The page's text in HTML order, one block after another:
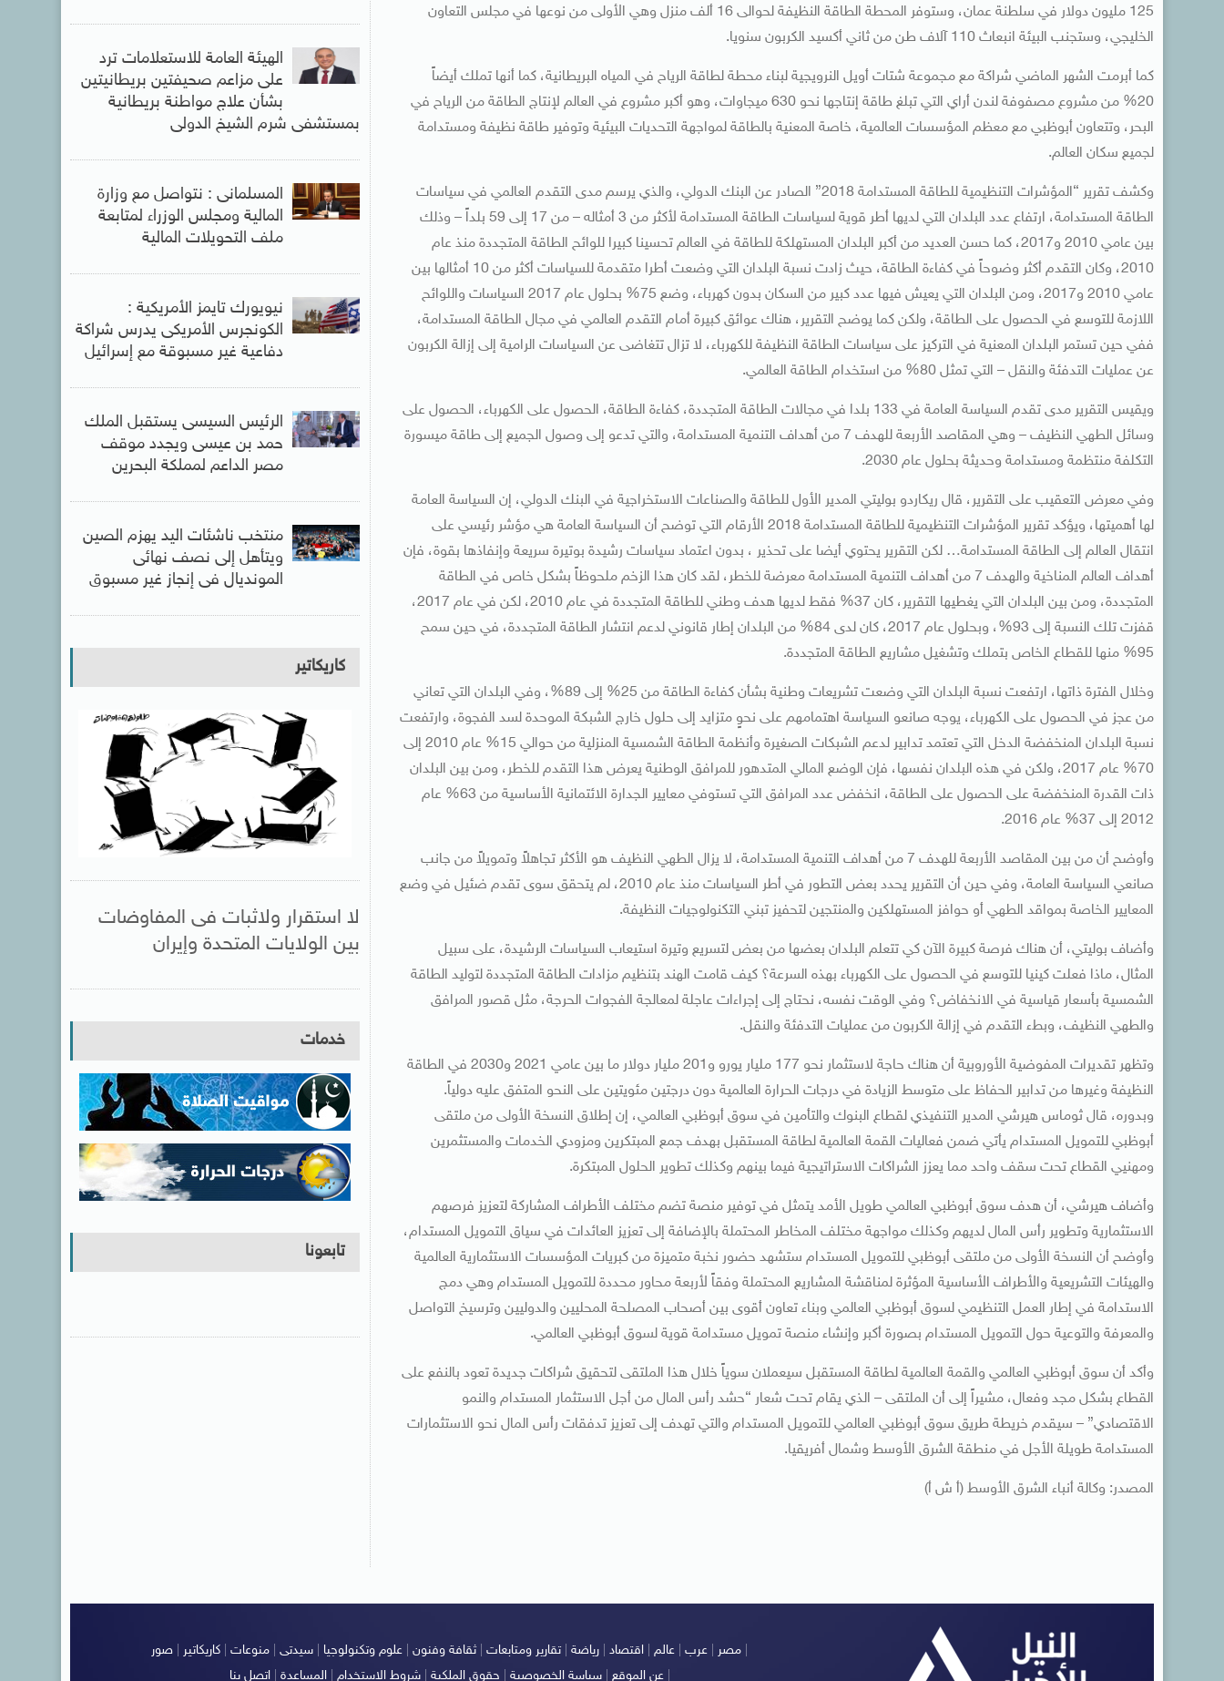
125 مليون دولار في سلطنة عمان، وستوفر المحطة الطاقة النظيفة لحوالى 16 ألف منزل وهي الأولى من نوعها في مجلس التعاون
الخليجي، وستجنب البيئة انبعاث 110 آلاف طن من ثاني أكسيد الكربون سنويا.
كما أبرمت الشهر الماضي شراكة مع مجموعة شتات أويل النرويجية لبناء محطة لطاقة الرياح في المياه البريطانية، كما أنها تملك أيضاً
20% من مشروع مصفوفة لندن أراي التي تبلغ طاقة إنتاجها نحو 630 ميجاوات، وهو أكبر مشروع في العالم لإنتاج الطاقة من الرياح في
البحر، وتتعاون أبوظبي مع معظم المؤسسات العالمية، خاصة المعنية بالطاقة لمواجهة التحديات البيئية وتوفير طاقة نظيفة ومستدامة
لجميع سكان العالم.
وكشف تقرير “المؤشرات التنظيمية للطاقة المستدامة 2018” الصادر عن البنك الدولي، والذي يرسم مدى التقدم العالمي في سياسات
الطاقة المستدامة، ارتفاع عدد البلدان التي لديها أطر قوية لسياسات الطاقة المستدامة لأكثر من 3 أمثاله – من 17 إلى 59 بلداً – وذلك
بين عامي 2010 و2017، كما حسن العديد من أكبر البلدان المستهلكة للطاقة في العالم تحسينا كبيرا للوائح الطاقة المتجددة منذ عام
2010، وكان التقدم أكثر وضوحاً في كفاءة الطاقة، حيث زادت نسبة البلدان التي وضعت أطرا متقدمة للسياسات أكثر من 10 أمثالها بين
عامي 2010 و2017، ومن البلدان التي يعيش فيها عدد كبير من السكان بدون كهرباء، وضع 75% بحلول عام 2017 السياسات واللوائح
اللازمة للتوسع في الحصول على الطاقة، ولكن كما يوضح التقرير، هناك عوائق كبيرة أمام التقدم العالمي في مجال الطاقة المستدامة،
ففي حين تستمر البلدان المعنية في التركيز على سياسات الطاقة النظيفة للكهرباء، لا تزال تتغاضى عن السياسات الرامية إلى إزالة الكربون
عن عمليات التدفئة والنقل – التي تمثل 80% من استخدام الطاقة العالمي.
ويقيس التقرير مدى تقدم السياسة العامة في 133 بلدا في مجالات الطاقة المتجددة، كفاءة الطاقة، الحصول على الكهرباء، الحصول على
وسائل الطهي النظيف – وهي المقاصد الأربعة للهدف 7 من أهداف التنمية المستدامة، والتي تدعو إلى وصول الجميع إلى طاقة ميسورة
التكلفة منتظمة ومستدامة وحديثة بحلول عام 2030.
وفي معرض التعقيب على التقرير، قال ريكاردو بوليتي المدير الأول للطاقة والصناعات الاستخراجية في البنك الدولي، إن السياسة العامة
لها أهميتها، ويؤكد تقرير المؤشرات التنظيمية للطاقة المستدامة 2018 الأرقام التي توضح أن السياسة العامة هي مؤشر رئيسي على
انتقال العالم إلى الطاقة المستدامة… لكن التقرير يحتوي أيضا على تحذير ، بدون اعتماد سياسات رشيدة بوتيرة سريعة وإنفاذها بقوة، فإن
أهداف العالم المناخية والهدف 7 من أهداف التنمية المستدامة معرضة للخطر، لقد كان هذا الزخم ملحوظاً بشكل خاص في الطاقة
المتجددة، ومن بين البلدان التي يغطيها التقرير، كان 37% فقط لديها هدف وطني للطاقة المتجددة في عام 2010، لكن في عام 2017،
قفزت تلك النسبة إلى 93%، وبحلول عام 2017، كان لدى 84% من البلدان إطار قانوني لدعم انتشار الطاقة المتجددة، في حين سمح
95% منها للقطاع الخاص بتملك وتشغيل مشاريع الطاقة المتجددة.
وخلال الفترة ذاتها، ارتفعت نسبة البلدان التي وضعت تشريعات وطنية بشأن كفاءة الطاقة من 25% إلى 89%، وفي البلدان التي تعاني
من عجز في الحصول على الكهرباء، يوجه صانعو السياسة اهتمامهم على نحوٍ متزايد إلى حلول خارج الشبكة الموحدة لسد الفجوة، وارتفعت
نسبة البلدان المنخفضة الدخل التي تعتمد تدابير لدعم الشبكات الصغيرة وأنظمة الطاقة الشمسية المنزلية من حوالي 15% عام 2010 إلى
70% عام 2017، ولكن في هذه البلدان نفسها، فإن الوضع المالي المتدهور للمرافق الوطنية يعرض هذا التقدم للخطر، ومن بين البلدان
ذات القدرة المنخفضة على الحصول على الطاقة، انخفض عدد المرافق التي تستوفي معايير الجدارة الائتمانية الأساسية من 63% عام
2012 إلى 37% عام 2016.
وأوضح أن من بين المقاصد الأربعة للهدف 7 من أهداف التنمية المستدامة، لا يزال الطهي النظيف هو الأكثر تجاهلاً وتمويلاً من جانب
صانعي السياسة العامة، وفي حين أن التقرير يحدد بعض التطور في أطر السياسات منذ عام 2010، لم يتحقق سوى تقدم ضئيل في وضع
المعايير الخاصة بمواقد الطهي أو حوافز المستهلكين والمنتجين لتحفيز تبني التكنولوجيات النظيفة.
وأضاف بوليتي، أن هناك فرصة كبيرة الآن كي تتعلم البلدان بعضها من بعض لتسريع وتيرة استيعاب السياسات الرشيدة، على سبيل
المثال، ماذا فعلت كينيا للتوسع في الحصول على الكهرباء بهذه السرعة؟ كيف قامت الهند بتنظيم مزادات الطاقة المتجددة لتوليد الطاقة
الشمسية بأسعار قياسية في الانخفاض؟ وفي الوقت نفسه، نحتاج إلى إجراءات عاجلة لمعالجة الفجوات الحرجة، مثل قصور المرافق
والطهي النظيف، وبطء التقدم في إزالة الكربون من عمليات التدفئة والنقل.
وتظهر تقديرات المفوضية الأوروبية أن هناك حاجة لاستثمار نحو 177 مليار يورو و‏‏‏201 مليار دولار‏‏‏ ما بين عامي 2021 و2030 في الطاقة
النظيفة وغيرها من تدابير الحفاظ على متوسط الزيادة في درجات الحرارة العالمية دون درجتين مئويتين على النحو المتفق عليه دولياً.
وبدوره، قال ثوماس هيرشي المدير التنفيذي لقطاع البنوك والتأمين في سوق أبوظبي العالمي، إن إطلاق النسخة الأولى من ملتقى
أبوظبي للتمويل المستدام يأتي ضمن فعاليات القمة العالمية لطاقة المستقبل بهدف جمع المبتكرين ومزودي الخدمات والمستثمرين
ومهنيي القطاع تحت سقف واحد مما يعزز الشراكات الاستراتيجية فيما بينهم وكذلك تطوير الحلول المبتكرة.
وأضاف هيرشي، أن هدف سوق أبوظبي العالمي طويل الأمد يتمثل في توفير منصة تضم مختلف الأطراف المشاركة لتعزيز فرصهم
الاستثمارية وتطوير رأس المال لديهم وكذلك مواجهة مختلف المخاطر المحتملة بالإضافة إلى تعزيز العائدات في سياق التمويل المستدام،
وأوضح أن النسخة الأولى من ملتقى أبوظبي للتمويل المستدام ستشهد حضور نخبة متميزة من كبريات المؤسسات الاستثمارية العالمية
والهيئات التشريعية والأطراف الأساسية المؤثرة لمناقشة المشاريع المحتملة وفقاً لأربعة محاور محددة للتمويل المستدام وهي دمج
الاستدامة في إطار العمل التنظيمي لسوق أبوظبي العالمي وبناء تعاون أقوى بين أصحاب المصلحة المحليين والدوليين وترسيخ التواصل
والمعرفة والتوعية حول التمويل المستدام بصورة أكبر وإنشاء منصة تمويل مستدامة قوية لسوق أبوظبي العالمي.
وأكد أن سوق أبوظبي العالمي والقمة العالمية لطاقة المستقبل سيعملان سوياً خلال هذا الملتقى لتحقيق شراكات جديدة تعود بالنفع على
القطاع بشكل مجد وفعال، مشيراً إلى أن الملتقى – الذي يقام تحت شعار “حشد رأس المال من أجل الاستثمار المستدام والنمو
الاقتصادي” – سيقدم خريطة طريق سوق أبوظبي العالمي للتمويل المستدام والتي تهدف إلى تعزيز تدفقات رأس المال نحو الاستثمارات
المستدامة طويلة الأجل في منطقة الشرق الأوسط وشمال أفريقيا.
المصدر: وكالة أنباء الشرق الأوسط (أ ش أ)
الهيئة العامة للاستعلامات ترد
على مزاعم صحيفتين بريطانيتين
بشأن علاج مواطنة بريطانية
بمستشفى شرم الشيخ الدولى
المسلمانى : نتواصل مع وزارة
المالية ومجلس الوزراء لمتابعة
ملف التحويلات المالية
نيويورك تايمز الأمريكية :
الكونجرس الأمريكى يدرس شراكة
دفاعية غير مسبوقة مع إسرائيل
الرئيس السيسى يستقبل الملك
حمد بن عيسى ويجدد موقف
مصر الداعم لمملكة البحرين
منتخب ناشئات اليد يهزم الصين
ويتأهل إلى نصف نهائى
المونديال فى إنجاز غير مسبوق
كاريكاتير
لا استقرار ولاثبات فى المفاوضات
بين الولايات المتحدة وإيران
خدمات
تابعونا
مصر عرب عالم اقتصاد رياضة |تقارير ومتابعات |ثقافة وفنون علوم وتكنولوجيا سيدتى منوعات كاريكاتير صور
عن الموقع |سياسة الخصوصية حقوق الملكية |شروط الاستخدام |المساعدة |اتصل بنا |